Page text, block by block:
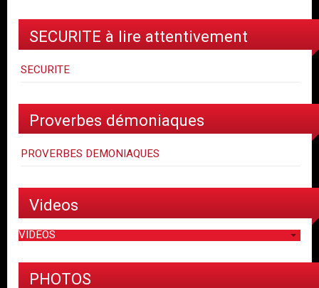
SECURITE à lire attentivement
SECURITE
Proverbes démoniaques
PROVERBES DEMONIAQUES
Videos
VIDEOS
PHOTOS